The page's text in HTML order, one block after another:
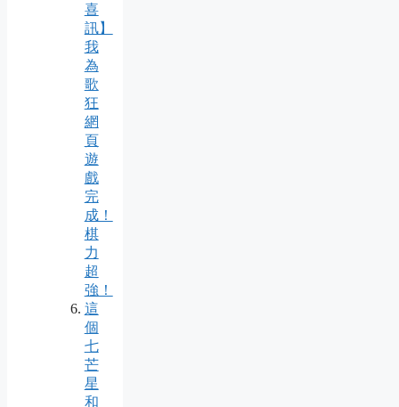
喜
訊】
我
為
歌
狂
網
頁
遊
戲
完
成！
棋
力
超
強！
這
個
七
芒
星
和